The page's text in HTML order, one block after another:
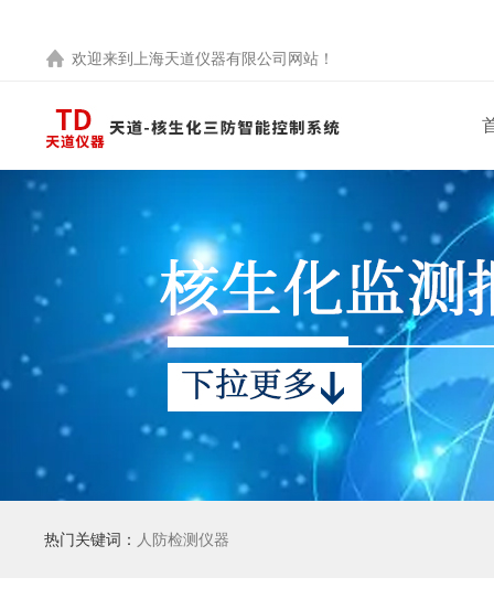
欢迎来到 上海天道仪器有限公司 网站！
热门关键词： 人防检测仪器